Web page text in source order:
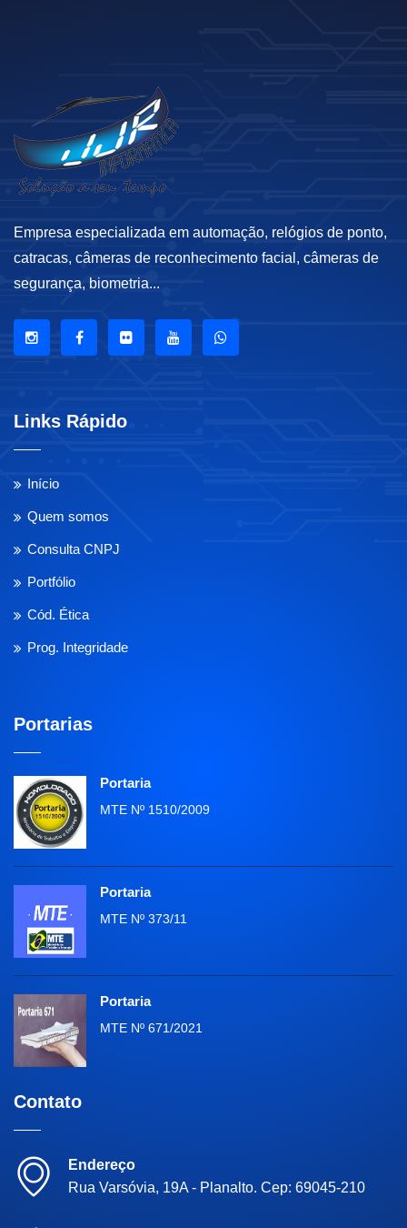
Empresa especializada em automação, relógios de ponto,
catracas, câmeras de reconhecimento facial, câmeras de
segurança, biometria...
Links Rápido
Início
Quem somos
Consulta CNPJ
Portfólio
Cód. Ética
Prog. Integridade
Portarias
Portaria
MTE Nº 1510/2009
Portaria
MTE Nº 373/11
Portaria
MTE Nº 671/2021
Contato
Endereço
Rua Varsóvia, 19A - Planalto. Cep: 69045-210